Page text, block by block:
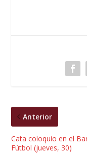
Anterior
Cata coloquio en el
Fútbol (jueves, 30)